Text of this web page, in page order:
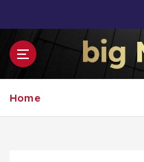
o
Inspirace
Home